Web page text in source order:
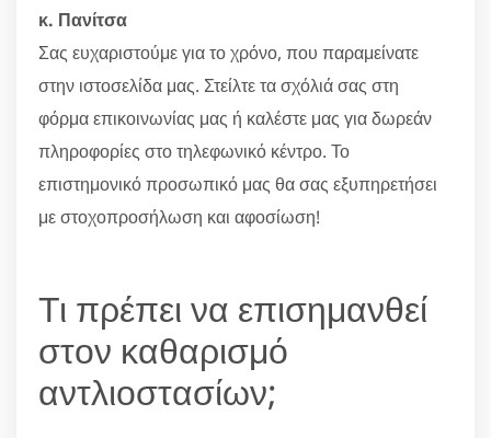
κ. Πανίτσα
Σας ευχαριστούμε για το χρόνο, που παραμείνατε
στην ιστοσελίδα μας. Στείλτε τα σχόλιά σας στη
φόρμα επικοινωνίας μας ή καλέστε μας για δωρεάν
πληροφορίες στο τηλεφωνικό κέντρο. Το
επιστημονικό προσωπικό μας θα σας εξυπηρετήσει
με στοχοπροσήλωση και αφοσίωση!
Τι πρέπει να επισημανθεί
στον καθαρισμό
αντλιοστασίων;